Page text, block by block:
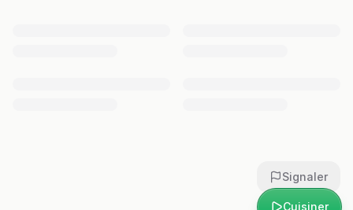
Cuisiner
Signaler